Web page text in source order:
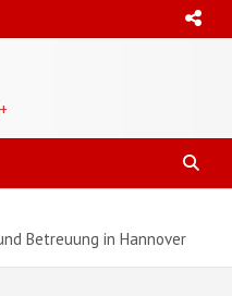
Betreuung in Hannover